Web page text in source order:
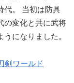
代。 当初は防具
の変化と共に武将
になりました。
剣ワールド